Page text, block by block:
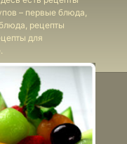
– первые блюда,
рецепты
для